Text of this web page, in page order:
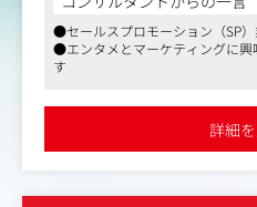
・クライアント課題、KPI、
ディアプランニング
・Google、Yahoo、LINE、X
などの運用型広告の設計・運
・広告運用結果の分析、レポ
●セールスプロモーション（SP
●エンタメとマーケティングに興
す
詳細